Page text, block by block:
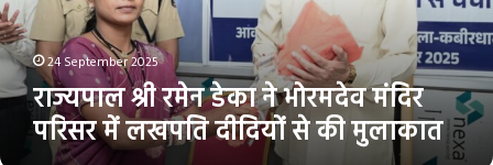
परिसर
में
लखपति
दीदियों
से
मुलाकात
24 September 2025
राज्यपाल श्री रमेन डेका ने भोरमदेव मंदिर
परिसर में लखपति दीदियों से की मुलाकात